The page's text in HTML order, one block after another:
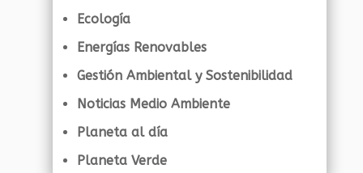
Ecología
Energías Renovables
Gestión Ambiental y Sostenibilidad
Noticias Medio Ambiente
Planeta al día
Planeta Verde